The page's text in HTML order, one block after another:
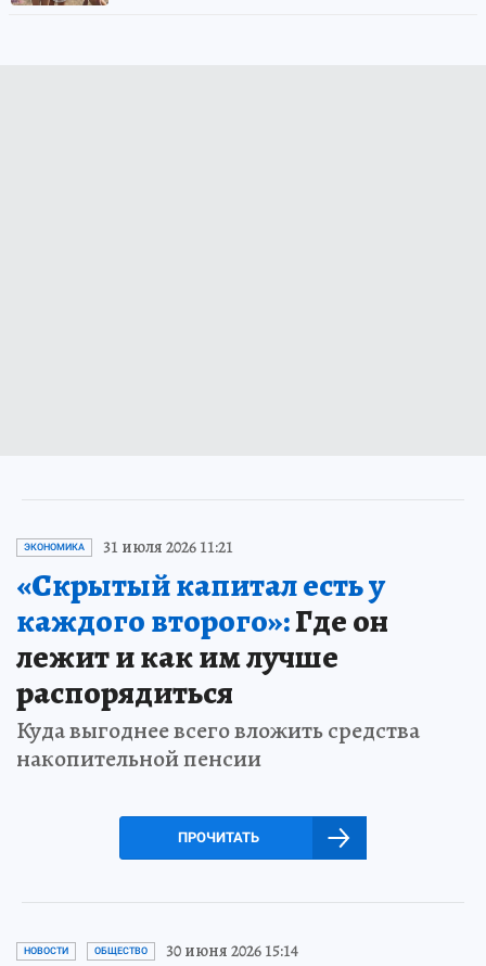
ЭКОНОМИКА 31 июля 2026 11:21
«Скрытый капитал есть у
каждого второго»:Где он
лежит и как им лучше
распорядиться
Куда выгоднее всего вложить средства
накопительной пенсии
ПРОЧИТАТЬ
НОВОСТИ ОБЩЕСТВО 30 июня 2026 15:14